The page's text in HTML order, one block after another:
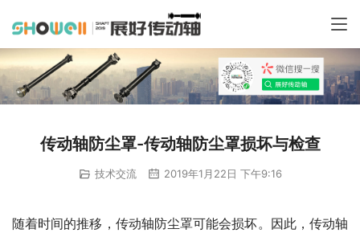
传动轴防尘罩-传动轴防尘罩损坏与检查
技术交流 2019年1月22日 下午9:16
随着时间的推移，传动轴防尘罩可能会损坏。因此，传动轴